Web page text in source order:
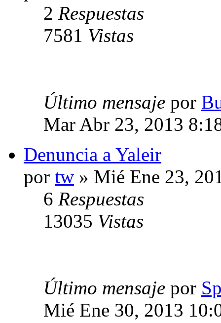
2 Respuestas
7581 Vistas
Último mensaje por
Mar Abr 23, 2013
Denuncia a Yaleir
por tw » Mié Ene 23,
6 Respuestas
13035 Vistas
Último mensaje por
Mié Ene 30, 2013